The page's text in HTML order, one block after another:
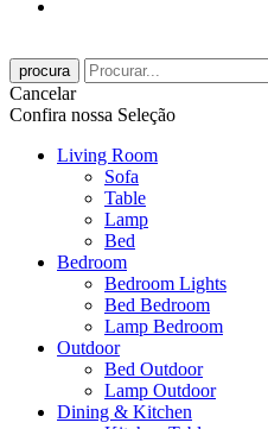
procura
Cancelar
Confira nossa Seleção
Living Room
Sofa
Table
Lamp
Bed
Bedroom
Bedroom Lights
Bed Bedroom
Lamp Bedroom
Outdoor
Bed Outdoor
Lamp Outdoor
Dining & Kitchen